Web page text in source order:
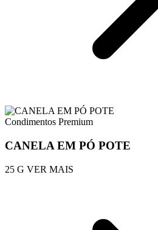
Condimentos Premium
CANELA EM PÓ POTE
25 G VER MAIS